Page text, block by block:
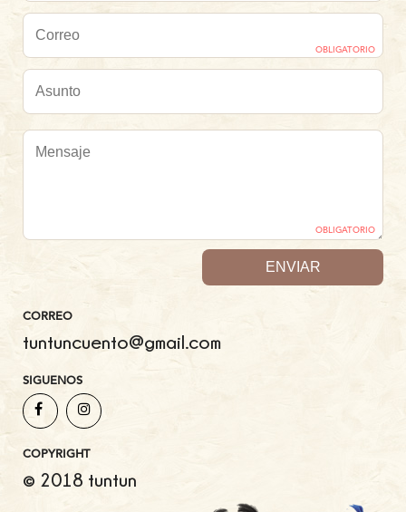
OBLIGATORIO
OBLIGATORIO
CORREO
tuntuncuento@gmail.com
SIGUENOS
COPYRIGHT
© 2018 tuntun